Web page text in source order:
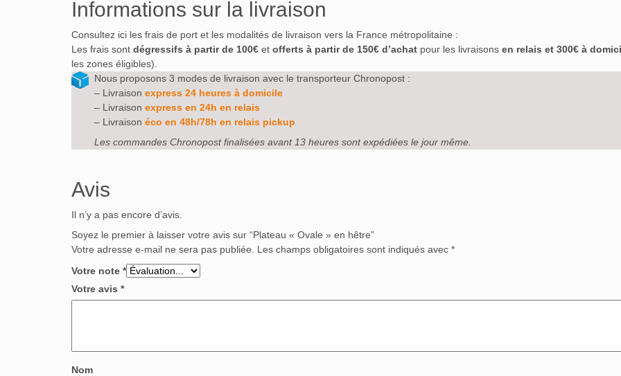
Informations sur la livraison
Consultez ici les frais de port et les modalités de livraison vers la France métropolitaine :
Les frais sont dégressifs à partir de 100€ et offerts à partir de 150€ d’achat pour les livraisons en relais et 300€ à
les zones éligibles).
Nous proposons 3 modes de livraison avec le transporteur Chronopost :
– Livraison express 24 heures à domicile
– Livraison express en 24h en relais
– Livraison éco en 48h/78h en relais pickup
Les commandes Chronopost finalisées avant 13 heures sont expédiées le jour même.
Avis
Il n’y a pas encore d’avis.
Soyez le premier à laisser votre avis sur “Plateau « Ovale » en hêtre”
Votre adresse e-mail ne sera pas publiée.
Les champs obligatoires sont indiqués avec *
Votre note *
Votre avis *
Nom